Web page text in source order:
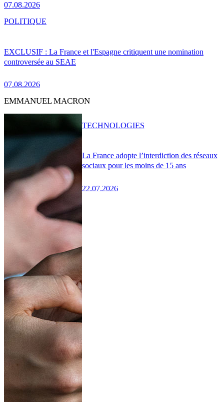
07.08.2026
EXCLUSIF : La France et l'Espagne critiquent une nomination
controversée au SEAE
07.08.2026
POLITIQUE
EMMANUEL MACRON
La France adopte l’interdiction des réseaux
sociaux pour les moins de 15 ans
22.07.2026
TECHNOLOGIES